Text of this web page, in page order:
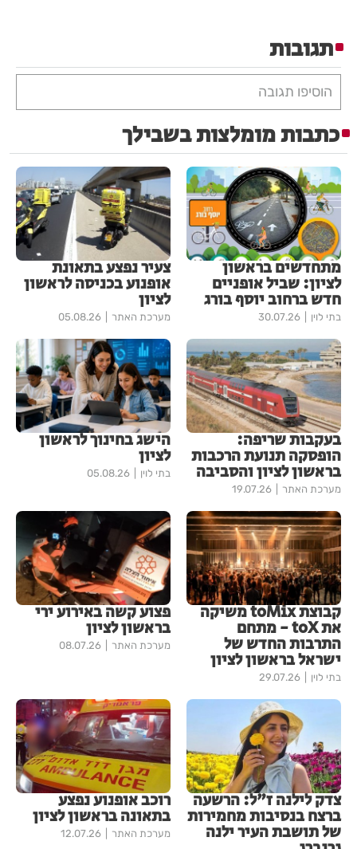
תגובות
הוסיפו תגובה
כתבות מומלצות בשבילך
מתחדשים בראשון
לציון: שביל אופניים
חדש ברחוב יוסף בורג
בתי לוין 30.07.26
צעיר נפצע בתאונת
אופנוע בכניסה לראשון
לציון
מערכת האתר 05.08.26
בעקבות שריפה:
הופסקה תנועת הרכבות
בראשון לציון והסביבה
מערכת האתר 19.07.26
הישג בחינוך לראשון
לציון
בתי לוין 05.08.26
קבוצת toMix משיקה
את toX - מתחם
התרבות החדש של
ישראל בראשון לציון
בתי לוין 29.07.26
פצוע קשה באירוע ירי
בראשון לציון
מערכת האתר 08.07.26
צדק לילנה ז"ל: הרשעה
ברצח בנסיבות מחמירות
של תושבת העיר ילנה
רוכב אופנוע נפצע
בתאונה בראשון לציון
מערכת האתר 12.07.26